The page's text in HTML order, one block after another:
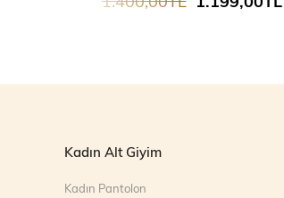
Kadın Alt Giyim
Kadın Pantolon